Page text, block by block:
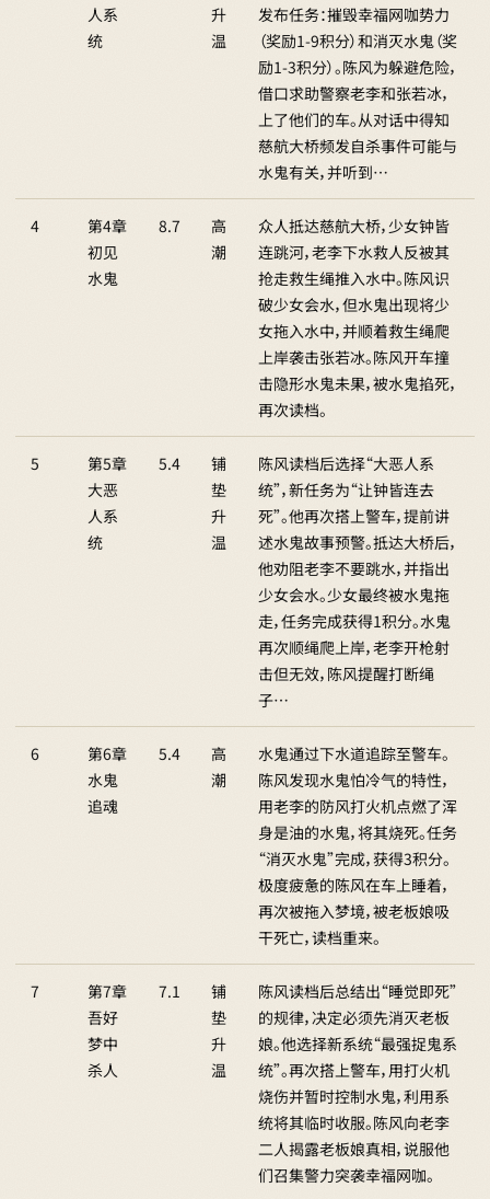
人系
统
升
温
发布任务：摧毁幸福网咖势力
（奖励1-9积分）和消灭水鬼（奖
励1-3积分）。陈风为躲避危险，
借口求助警察老李和张若冰，
上了他们的车。从对话中得知
慈航大桥频发自杀事件可能与
水鬼有关，并听到…
4
第4章
初见
水鬼
8.7
高
潮
众人抵达慈航大桥，少女钟皆
连跳河，老李下水救人反被其
抢走救生绳推入水中。陈风识
破少女会水，但水鬼出现将少
女拖入水中，并顺着救生绳爬
上岸袭击张若冰。陈风开车撞
击隐形水鬼未果，被水鬼掐死，
再次读档。
5
第5章
大恶
人系
统
5.4
铺
垫
升
温
陈风读档后选择“大恶人系
统”，新任务为“让钟皆连去
死”。他再次搭上警车，提前讲
述水鬼故事预警。抵达大桥后，
他劝阻老李不要跳水，并指出
少女会水。少女最终被水鬼拖
走，任务完成获得1积分。水鬼
再次顺绳爬上岸，老李开枪射
击但无效，陈风提醒打断绳
子…
6
第6章
水鬼
追魂
5.4
高
潮
水鬼通过下水道追踪至警车。
陈风发现水鬼怕冷气的特性，
用老李的防风打火机点燃了浑
身是油的水鬼，将其烧死。任务
“消灭水鬼”完成，获得3积分。
极度疲惫的陈风在车上睡着，
再次被拖入梦境，被老板娘吸
干死亡，读档重来。
7
第7章
吾好
梦中
杀人
7.1
铺
垫
升
温
陈风读档后总结出“睡觉即死”
的规律，决定必须先消灭老板
娘。他选择新系统“最强捉鬼系
统”。再次搭上警车，用打火机
烧伤并暂时控制水鬼，利用系
统将其临时收服。陈风向老李
二人揭露老板娘真相，说服他
们召集警力突袭幸福网咖。